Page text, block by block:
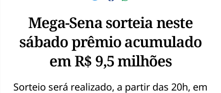
Mega-Sena sorteia neste
sábado prêmio acumulado
em R$ 9,5 milhões
Sorteio será realizado, a partir das 20h, em